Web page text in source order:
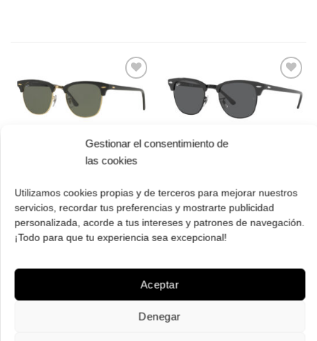
Gestionar el consentimiento de
las cookies
Utilizamos cookies propias y de terceros para mejorar nuestros
servicios, recordar tus preferencias y mostrarte publicidad
personalizada, acorde a tus intereses y patrones de navegación.
¡Todo para que tu experiencia sea excepcional!
Aceptar
Denegar
Gafas
de sol
Ray Ban RB 3016
162.00€ El
precio
original
era:
162.00 €.
113.00€ El
precio
actual
es:
113.00 €.
¡Comprar!
Pruébatelas
Gafas
de sol
Clubmaster
162.00€ El
precio
original
113.00
¡Comprar!
€.